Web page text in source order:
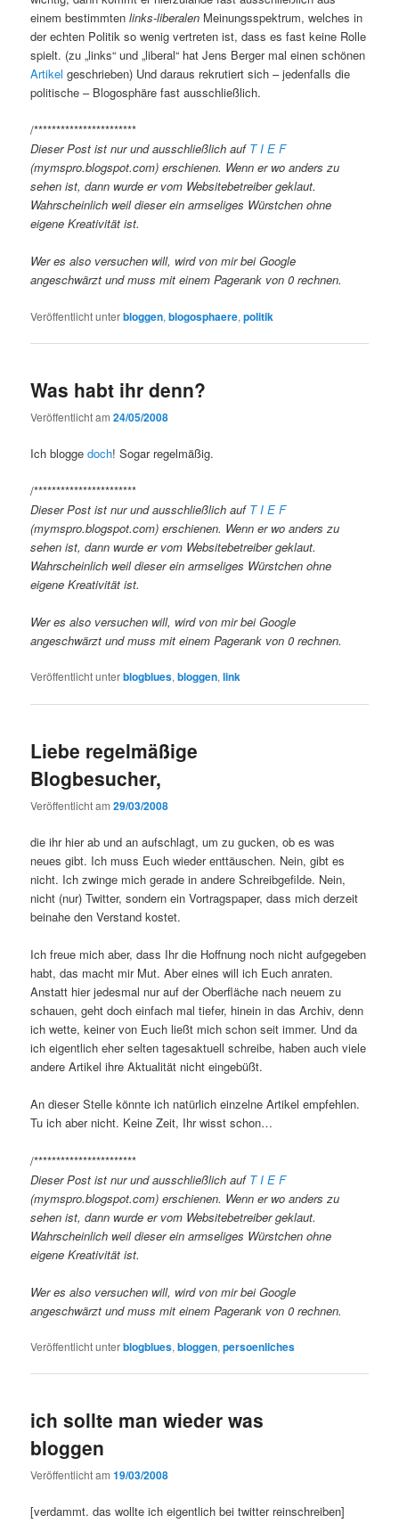
einem bestimmtenlinks-liberalen Meinungsspektrum, welches in
der echten Politik so wenig vertreten ist, dass es fast keine Rolle
spielt. (zu „links“ und „liberal“ hat Jens Berger mal einen schönen
Artikel geschrieben) Und daraus rekrutiert sich – jedenfalls die
politische – Blogosphäre fast ausschließlich.
/***********************
Dieser Post ist nur und ausschließlich auf T I E F
(mymspro.blogspot.com) erschienen. Wenn er wo anders zu
sehen ist, dann wurde er vom Websitebetreiber geklaut.
Wahrscheinlich weil dieser ein armseliges Würstchen ohne
eigene Kreativität ist.
Wer es also versuchen will, wird von mir bei Google
angeschwärzt und muss mit einem Pagerank von 0 rechnen.
Veröffentlicht unterbloggen,blogosphaere,politik
Was habt ihr denn?
Veröffentlicht am24/05/2008
Ich bloggedoch! Sogar regelmäßig.
/***********************
Dieser Post ist nur und ausschließlich auf T I E F
(mymspro.blogspot.com) erschienen. Wenn er wo anders zu
sehen ist, dann wurde er vom Websitebetreiber geklaut.
Wahrscheinlich weil dieser ein armseliges Würstchen ohne
eigene Kreativität ist.
Wer es also versuchen will, wird von mir bei Google
angeschwärzt und muss mit einem Pagerank von 0 rechnen.
Veröffentlicht unterblogblues,bloggen,link
Liebe regelmäßige
Blogbesucher,
Veröffentlicht am29/03/2008
die ihr hier ab und an aufschlagt, um zu gucken, ob es was
neues gibt. Ich muss Euch wieder enttäuschen. Nein, gibt es
nicht. Ich zwinge mich gerade in andere Schreibgefilde. Nein,
nicht (nur) Twitter, sondern ein Vortragspaper, dass mich derzeit
beinahe den Verstand kostet.
Ich freue mich aber, dass Ihr die Hoffnung noch nicht aufgegeben
habt, das macht mir Mut. Aber eines will ich Euch anraten.
Anstatt hier jedesmal nur auf der Oberfläche nach neuem zu
schauen, geht doch einfach mal tiefer, hinein in das Archiv, denn
ich wette, keiner von Euch ließt mich schon seit immer. Und da
ich eigentlich eher selten tagesaktuell schreibe, haben auch viele
andere Artikel ihre Aktualität nicht eingebüßt.
An dieser Stelle könnte ich natürlich einzelne Artikel empfehlen.
Tu ich aber nicht. Keine Zeit, Ihr wisst schon…
/***********************
Dieser Post ist nur und ausschließlich auf T I E F
(mymspro.blogspot.com) erschienen. Wenn er wo anders zu
sehen ist, dann wurde er vom Websitebetreiber geklaut.
Wahrscheinlich weil dieser ein armseliges Würstchen ohne
eigene Kreativität ist.
Wer es also versuchen will, wird von mir bei Google
angeschwärzt und muss mit einem Pagerank von 0 rechnen.
Veröffentlicht unterblogblues,bloggen,persoenliches
ich sollte man wieder was
bloggen
Veröffentlicht am19/03/2008
[verdammt. das wollte ich eigentlich bei twitter reinschreiben]